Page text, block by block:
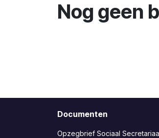
Nog geen
Documenten
Opzegbrief Sociaal